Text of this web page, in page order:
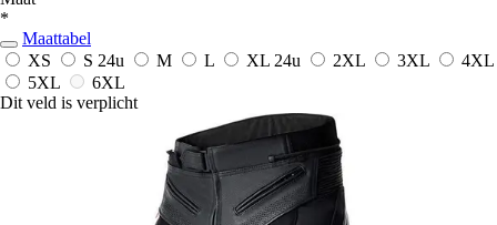
*
Maattabel
XS
S 24u M L XL 24u 2XL 3XL
4XL
5XL
6XL
Dit veld is verplicht